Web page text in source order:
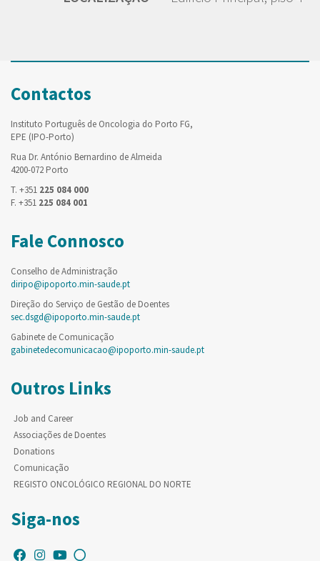
Contactos
Instituto Português de Oncologia do Porto FG,
EPE (IPO-Porto)
Rua Dr. António Bernardino de Almeida
4200-072 Porto
T. +351 225 084 000
F. +351 225 084 001
Fale Connosco
Conselho de Administração
diripo@ipoporto.min-saude.pt
Direção do Serviço de Gestão de Doentes
sec.dsgd@ipoporto.min-saude.pt
Gabinete de Comunicação
gabinetedecomunicacao@ipoporto.min-saude.pt
Outros Links
Job and Career
Associações de Doentes
Donations
Comunicação
REGISTO ONCOLÓGICO REGIONAL DO NORTE
Siga-nos